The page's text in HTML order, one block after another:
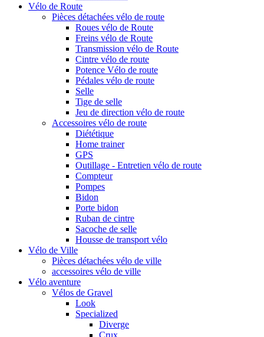
Vélo de Route
Pièces détachées vélo de route
Roues vélo de Route
Freins vélo de Route
Transmission vélo de Route
Cintre vélo de route
Potence Vélo de route
Pédales vélo de route
Selle
Tige de selle
Jeu de direction vélo de route
Accessoires vélo de route
Diététique
Home trainer
GPS
Outillage - Entretien vélo de route
Compteur
Pompes
Bidon
Porte bidon
Ruban de cintre
Sacoche de selle
Housse de transport vélo
Vélo de Ville
Pièces détachées vélo de ville
accessoires vélo de ville
Vélo aventure
Vélos de Gravel
Look
Specialized
Diverge
Crux